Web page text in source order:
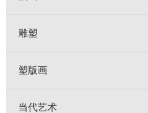
雕塑
塑版画
当代艺术